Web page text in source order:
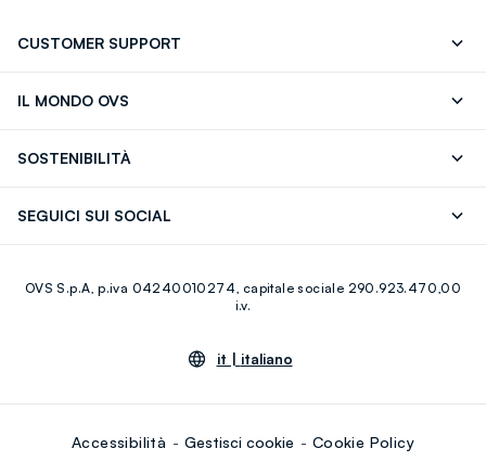
CUSTOMER SUPPORT
IL MONDO OVS
Giftcard
SOSTENIBILITÀ
SEGUICI SUI SOCIAL
Youtube Linkedin
OVS S.p.A, p.iva 04240010274, capitale sociale 290.923.470,00
i.v.
it | italiano
Accessibilità Gestisci cookie Cookie Policy